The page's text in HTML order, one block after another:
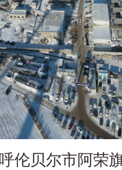
伦贝尔市阿荣